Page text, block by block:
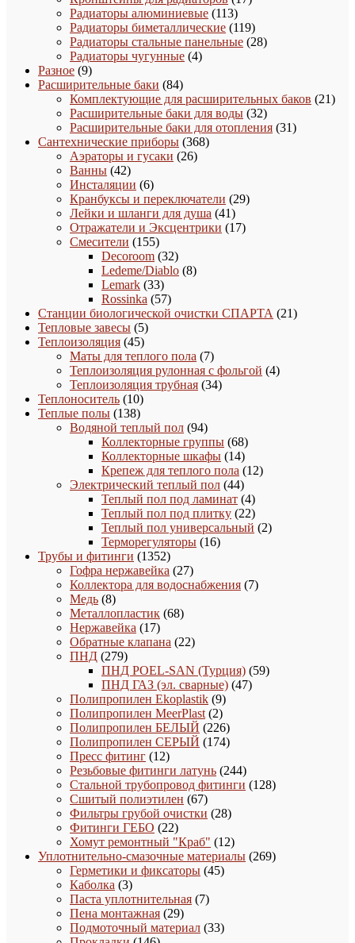
Радиаторы алюминиевые 113113
товаров
Радиаторы биметаллические 119119
товаров
Радиаторы стальные панельные 2828
Радиаторы чугунные 44
Разное 99
товаров
Расширительные баки 8484
товара
Комплектующие для расширительных баков 2121
Расширительные баки для воды 3232
товара
Расширительные баки для отопления 3131
Сантехнические приборы 368368
Аэраторы и гусаки 2626
Ванны 4242
товара
Инсталяции 66
товаров
Кранбуксы и переключатели 2929
Лейки и шланги для душа 4141
товар
Отражатели и Эксцентрики 1717
Смесители 155155
товаров
Decoroom 3232
товара
Ledeme/Diablo 88
Lemark 3333
товара
Rossinka 5757
товаров
Станции биологической очистки СПАРТА 2121
Тепловые завесы 55
товаров
Теплоизоляция 4545
товаров
Маты для теплого пола 77
товаров
Теплоизоляция рулонная с фольгой 44
Теплоизоляция трубная 3434
Теплоноситель 1010
товаров
Теплые полы 138138
товаров
Водяной теплый пол 9494
товара
Коллекторные группы 6868
товаров
Коллекторные шкафы 1414
товаров
Крепеж для теплого пола 1212
Электрический теплый пол 4444
товара
Теплый пол под ламинат 44
товара
Теплый пол под плитку 2222
товара
Теплый пол универсальный 22
Терморегуляторы 1616
Трубы и фитинги 13521352
товара
Гофра нержавейка 2727
товаров
Коллектора для водоснабжения 77
Медь 88
товаров
Металлопластик 6868
Нержавейка 1717
товаров
Обратные клапана 2222
ПНД 279279
товаров
ПНД POEL-SAN (Турция) 5959
ПНД ГАЗ (эл. сварные) 4747
Полипропилен Ekoplastik 99
товаров
Полипропилен MeerPlast 22
товара
Полипропилен БЕЛЫЙ 226226
товаров
Полипропилен СЕРЫЙ 174174
Пресс фитинг 1212
товаров
Резьбовые фитинги латунь 244244
товара
Стальной трубопровод фитинги 128128
Сшитый полиэтилен 6767
товаров
Фильтры грубой очистки 2828
Фитинги ГЕБО 2222
товара
Хомут ремонтный "Краб" 1212
товаров
Уплотнительно-смазочные материалы 269269
Герметики и фиксаторы 4545
Каболка 33
товара
Паста уплотнительная 77
Пена монтажная 2929
товаров
Подмоточный материал 3333